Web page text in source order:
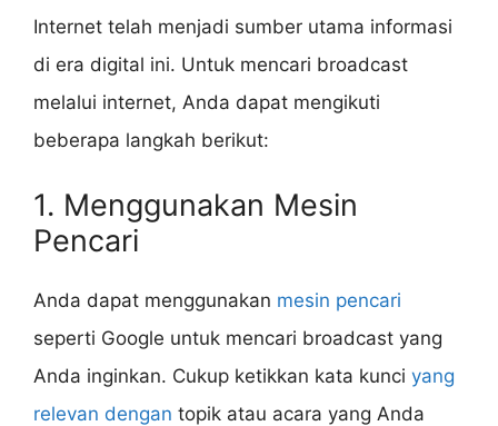
Internet telah menjadi sumber utama informasi
di era digital ini. Untuk mencari broadcast
melalui internet, Anda dapat mengikuti
beberapa langkah berikut:
1. Menggunakan Mesin
Pencari
Anda dapat menggunakan mesin pencari
seperti Google untuk mencari broadcast yang
Anda inginkan. Cukup ketikkan kata kunci yang
relevan dengan topik atau acara yang Anda